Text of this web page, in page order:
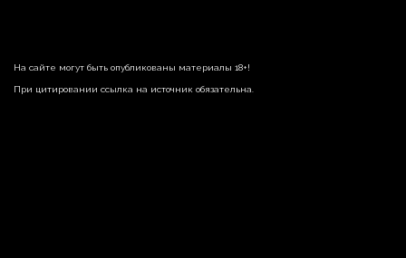
На сайте могут быть опубликованы материалы 18+!
При цитировании ссылка на источник обязательна.